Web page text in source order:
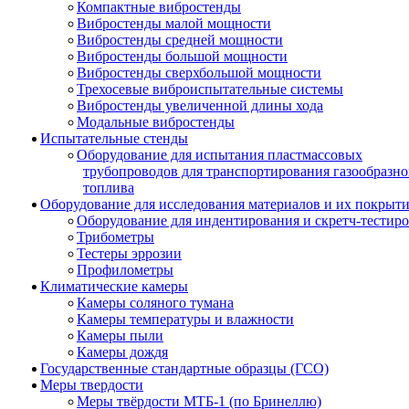
Компактные вибростенды
Вибростенды малой мощности
Вибростенды средней мощности
Вибростенды большой мощности
Вибростенды сверхбольшой мощности
Трехосевые виброиспытательные системы
Вибростенды увеличенной длины хода
Модальные вибростенды
Испытательные стенды
Оборудование для испытания пластмассовых
трубопроводов для транспортирования
топлива
Оборудование для исследования материалов и их
Оборудование для индентирования и скретч-
Трибометры
Тестеры эррозии
Профилометры
Климатические камеры
Камеры соляного тумана
Камеры температуры и влажности
Камеры пыли
Камеры дождя
Государственные стандартные образцы (ГСО)
Меры твердости
Меры твёрдости МТБ-1 (по Бринеллю)